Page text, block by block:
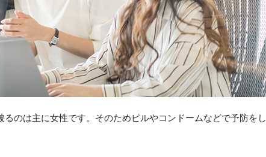
のは主に女性です。そのためピルやコンドームなどで予防を